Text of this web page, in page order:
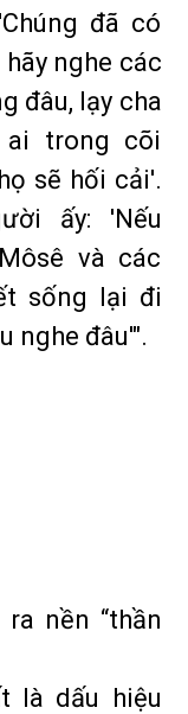
đã có
nghe các
đâu, lạy cha
ai trong cõi
sẽ hối cải'.
ấy: 'Nếu
và các
sống lại đi
nghe đâu'".
nền “thần
là dấu hiệu